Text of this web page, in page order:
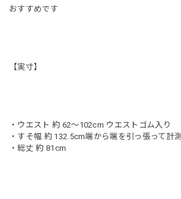
おすすめです
【実寸】
・ウエスト 約 62〜102cm ウエストゴム入り
・すそ幅 約 132.5cm端から端を引っ張って計測
・総丈 約 81cm